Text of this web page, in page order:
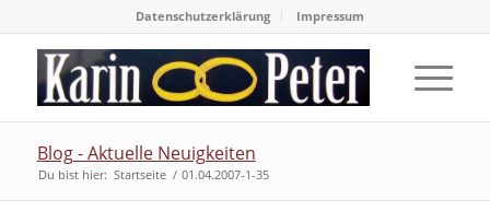
Datenschutzerklärung Impressum
Blog - Aktuelle Neuigkeiten
Du bist hier: Startseite / 01.04.2007-1-35